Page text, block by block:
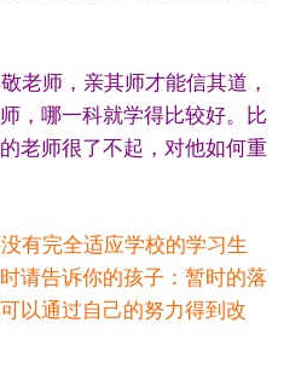
老师，亲其师才能信其道，
，哪一科就学得比较好。比
老师很了不起，对他如何重
有完全适应学校的学习生
请告诉你的孩子：暂时的落
以通过自己的努力得到改